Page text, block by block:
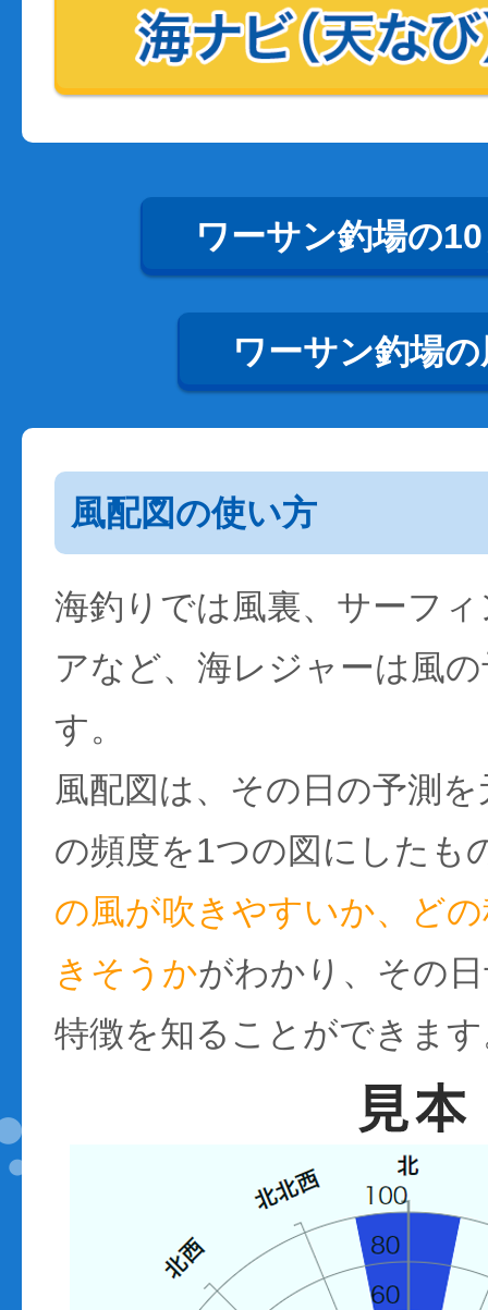
ワーサン釣場の
ワーサン釣場
風配図の使い方
海釣りでは風裏、サーフ
アなど、海レジャーは風
す。
風配図は、その日の予測
の頻度を1つの図にしたも
の風が吹きやすいか、ど
きそうかがわかり、その
特徴を知ることができま